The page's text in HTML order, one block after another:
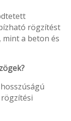
rögzítést
a beton és